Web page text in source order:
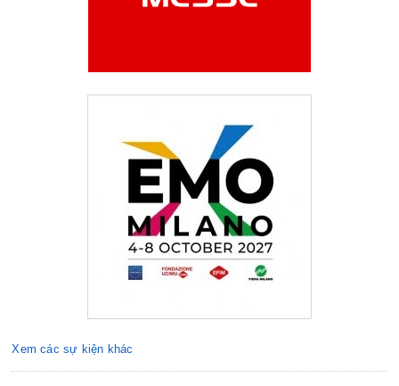
Xem các sự kiện khác